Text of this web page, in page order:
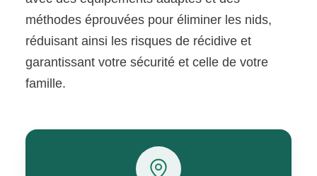
méthodes éprouvées pour éliminer les nids,
réduisant ainsi les risques de récidive et
garantissant votre sécurité et celle de votre
famille.